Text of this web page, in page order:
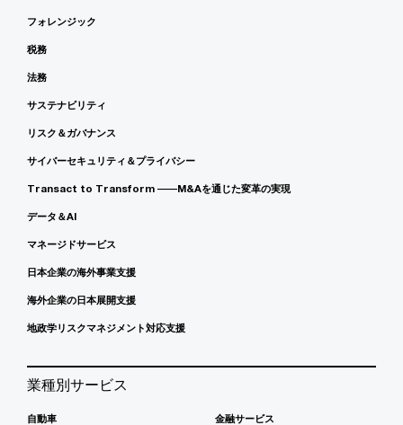
フォレンジック
税務
法務
サステナビリティ
リスク＆ガバナンス
サイバーセキュリティ＆プライバシー
Transact to Transform ――M&Aを通じた変革の実現
データ＆AI
マネージドサービス
日本企業の海外事業支援
海外企業の日本展開支援
地政学リスクマネジメント対応支援
業種別サービス
自動車 金融サービス